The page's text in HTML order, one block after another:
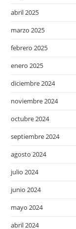
abril 2025
marzo 2025
febrero 2025
enero 2025
diciembre 2024
noviembre 2024
octubre 2024
septiembre 2024
agosto 2024
julio 2024
junio 2024
mayo 2024
abril 2024